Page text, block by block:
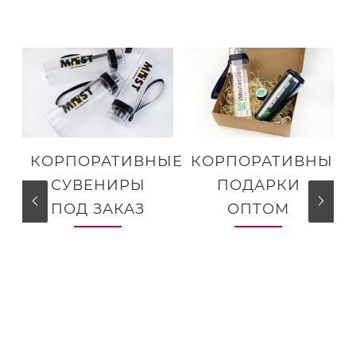
КОРПОРАТИВНЫЕ
СУВЕНИРЫ
ПОД ЗАКАЗ
КОРПОРАТИВНЫЕ
ПОДАРКИ
ОПТОМ